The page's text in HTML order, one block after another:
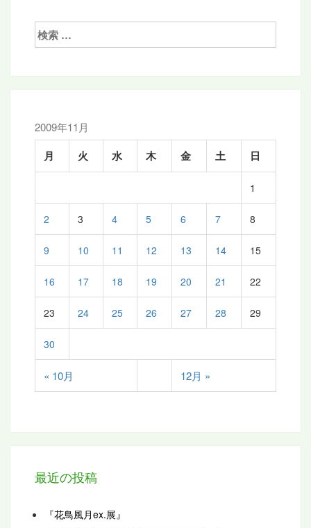
検
索:
2009年11月
月 火 水 木 金 土 日
« 10月 12月 »
1
2 3 4 5 6 7 8
9 10 11 12 13 14 15
16 17 18 19 20 21 22
23 24 25 26 27 28 29
30
最近の投稿
『花鳥風月ex.展』